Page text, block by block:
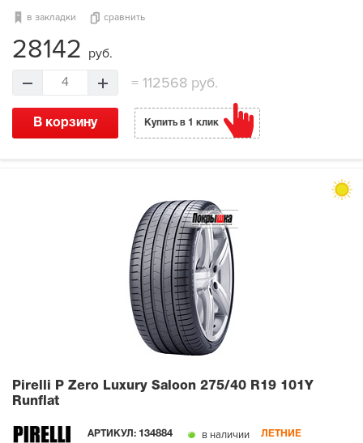
в закладки сравнить
28142 руб.
4 = 112568 руб.
В корзину Купить в 1 клик
Pirelli P Zero Luxury Saloon 275/40 R19 101Y
Runflat
АРТИКУЛ: 134884 в наличии ЛЕТНИЕ